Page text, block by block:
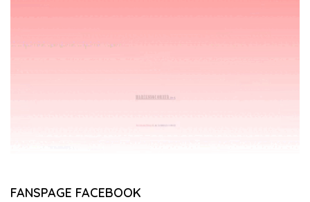
FANSPAGE FACEBOOK